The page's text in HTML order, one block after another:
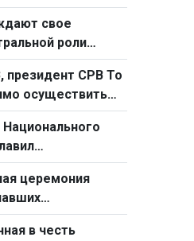
свое
роли
в
президент СРВ То
осуществить
переход от
к созидательному
форум по
г.
церемония
в честь